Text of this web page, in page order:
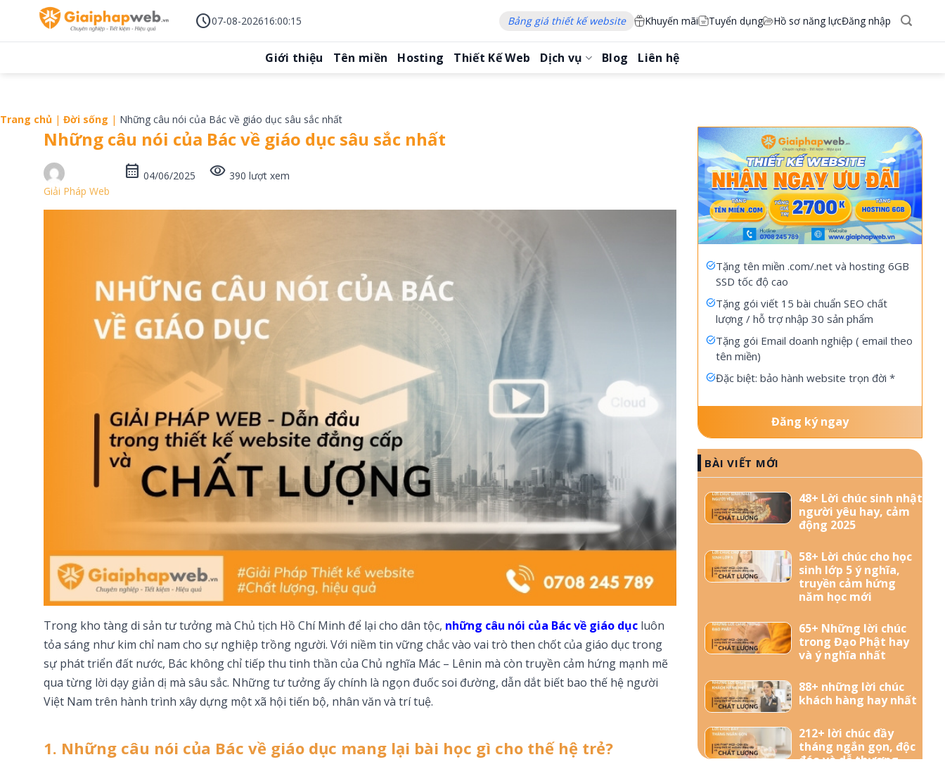
schedule07-08-202616:00:16 Bảng giá thiết kế website Khuyến mãi Tuyển dụng Hồ sơ năng lựcĐăng nhập
Giới thiệu Tên miền Hosting Thiết Kế Web Dịch vụ Blog Liên hệ
Trang chủ | Đời sống | Những câu nói của Bác về giáo dục sâu sắc nhất
Những câu nói của Bác về giáo dục sâu sắc nhất
Giải Pháp Web
calendar_month 04/06/2025 visibility 390 lượt xem
Trong kho tàng di sản tư tưởng mà Chủ tịch Hồ Chí Minh để lại cho dân tộc, những câu nói của Bác về giáo dục luôn
tỏa sáng như kim chỉ nam cho sự nghiệp trồng người. Với niềm tin vững chắc vào vai trò then chốt của giáo dục trong
sự phát triển đất nước, Bác không chỉ tiếp thu tinh thần của Chủ nghĩa Mác – Lênin mà còn truyền cảm hứng mạnh mẽ
qua từng lời dạy giản dị mà sâu sắc. Những tư tưởng ấy chính là ngọn đuốc soi đường, dẫn dắt biết bao thế hệ người
Việt Nam trên hành trình xây dựng một xã hội tiến bộ, nhân văn và trí tuệ.
1. Những câu nói của Bác về giáo dục mang lại bài học gì cho thế hệ trẻ?
Tặng tên miền .com/.net và hosting 6GB
SSD tốc độ cao
Tặng gói viết 15 bài chuẩn SEO chất
lượng / hỗ trợ nhập 30 sản phẩm
Tặng gói Email doanh nghiệp ( email theo
tên miền)
Đặc biệt: bảo hành website trọn đời *
Đăng ký ngay
BÀI VIẾT MỚI
48+ Lời chúc sinh nhật
người yêu hay, cảm
động 2025
58+ Lời chúc cho học
sinh lớp 5 ý nghĩa,
truyền cảm hứng
năm học mới
65+ Những lời chúc
trong Đạo Phật hay
và ý nghĩa nhất
88+ những lời chúc
khách hàng hay nhất
212+ lời chúc đầy
tháng ngắn gọn, độc
đáo và dễ thương